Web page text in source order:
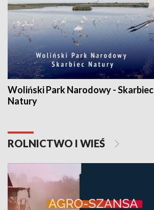
Woliński Park Narodowy - Skarbiec
Natury
ROLNICTWO I WIEŚ